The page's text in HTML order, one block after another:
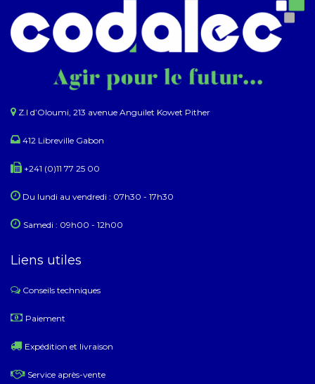
Z.I d’Oloumi, 213 avenue Anguilet Kowet Pither​
412 Libreville Gabon
+241 (0)11 77 25 00
Du lundi au ​​vendredi : 07h30 - 17h30
Samedi : 09h00 - 12h00
Liens utiles
Conseils techniques
​ Paiement
Expédition et livraison
Service après-vente